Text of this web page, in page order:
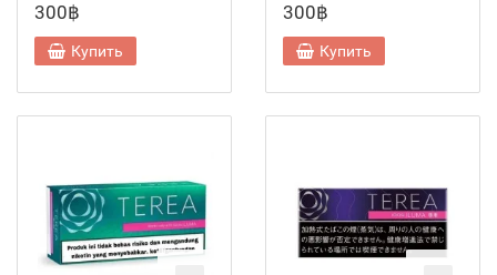
300฿
Купить
300฿
Купить